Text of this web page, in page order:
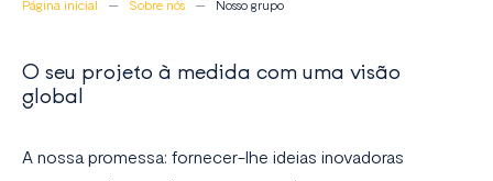
Página inicial Sobre nós Nosso grupo
O seu projeto à medida com uma visão
global
A nossa promessa: fornecer-lhe ideias inovadoras
Brasil